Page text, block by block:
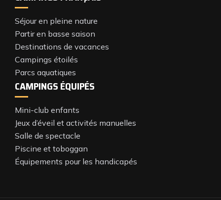
Séjour en pleine nature
Partir en basse saison
Destinations de vacances
Campings étoilés
Parcs aquatiques
CAMPINGS ÉQUIPÉS
Mini-club enfants
Jeux d’éveil et activités manuelles
Salle de spectacle
Piscine et toboggan
Équipements pour les handicapés